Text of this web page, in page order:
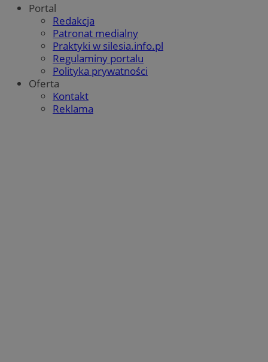
Portal
Redakcja
Patronat medialny
Praktyki w silesia.info.pl
Regulaminy portalu
Polityka prywatności
Oferta
Kontakt
Reklama